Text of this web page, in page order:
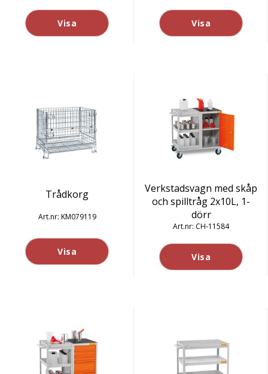
Visa Visa
Trådkorg
KM079119
Visa
Verkstadsvagn med skåp
och spilltråg 2x10L, 1-
dörr
CH-11584
Visa